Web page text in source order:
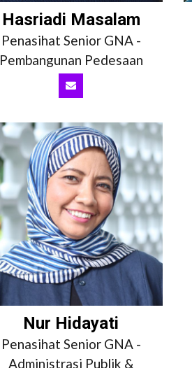
Hasriadi Masalam
Penasihat Senior GNA -
Pembangunan Pedesaan
Nur Hidayati
Penasihat Senior GNA -
Administrasi Publik &